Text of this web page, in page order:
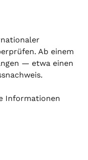
Ab einem
— etwa einen
Informationen